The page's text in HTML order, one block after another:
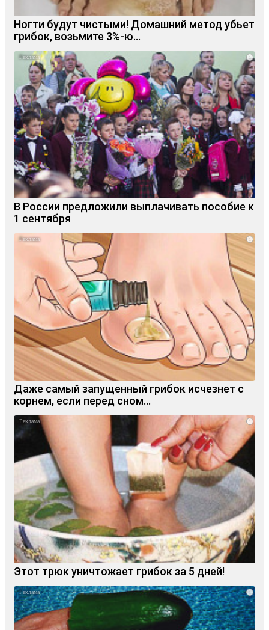
Ногти будут чистыми! Домашний метод убьет
грибок, возьмите 3%-ю…
i
В России предложили выплачивать пособие к
1 сентября
i
Даже самый запущенный грибок исчезнет с
корнем, если перед сном…
i
Этот трюк уничтожает грибок за 5 дней!
i